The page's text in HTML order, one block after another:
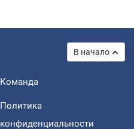
В начало
Команда
Политика
конфиденциальности